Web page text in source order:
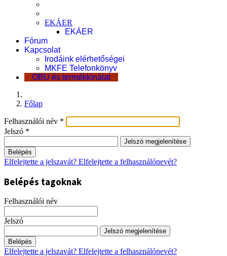
EKÁER
EKÁER
Fórum
Kapcsolat
Irodáink elérhetőségei
MKFE Telefonkönyv
OBU és termékkínálat
Főlap
Felhasználói név *
Jelszó *
Jelszó megjelenítése
Belépés
Elfelejtette a jelszavát? Elfelejtette a felhasználónevét?
Belépés tagoknak
Felhasználói név
Jelszó
Jelszó megjelenítése
Belépés
Elfelejtette a jelszavát? Elfelejtette a felhasználónevét?